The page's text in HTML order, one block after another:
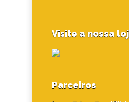
Visite a nossa
Parceiros